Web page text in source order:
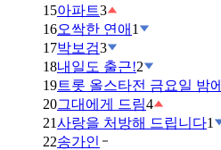
15아파트3
16오싹한 연애 1
17박보검3
18내일도 출근!2
19트롯 올스타전 금요일 밤에
20그대에게 드림4
21사랑을 처방해 드립니다1
22송가인